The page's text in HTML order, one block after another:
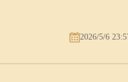
2026/5/6